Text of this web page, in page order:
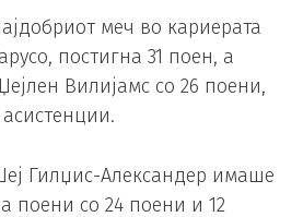
меч во кариерата
постигна 31 поен, а
Вилијамс со 26 поени,
Гилџис-Александер имаше
поени со 24 поени и 12